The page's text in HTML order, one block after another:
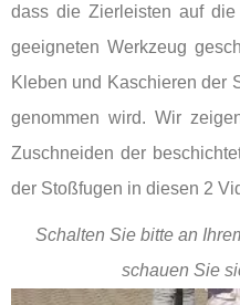
dass die Zierleisten auf
geeigneten Werkzeug
Kleben und Kaschieren der
genommen wird. Wir
Zuschneiden der
der Stoßfugen in diesen 2
Schalten Sie bitte an
schauen Sie